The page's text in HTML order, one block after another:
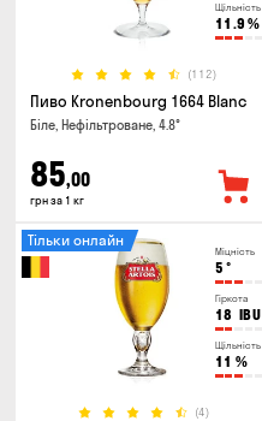
Щільність
11.9 %
(112)
Пиво Kronenbourg 1664 Blanc
Біле, Нефільтроване, 4.8°
85,00
грн за 1 кг
Міцність
5 °
Гіркота
18 IBU
Щільність
11 %
(4)
Тільки онлайн